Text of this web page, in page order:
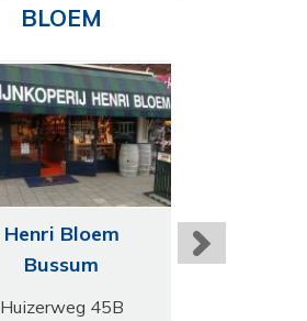
BLOEM
Henri Bloem
Bussum
Huizerweg 45B